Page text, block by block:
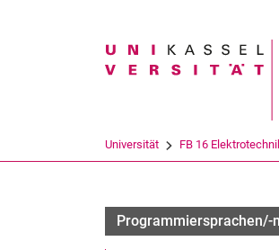
Universität FB 16
Programmiersprachen/-